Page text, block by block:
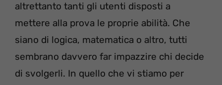
altrettanto tanti gli utenti disposti a
mettere alla prova le proprie abilità. Che
siano di logica, matematica o altro, tutti
sembrano davvero far impazzire chi decide
di svolgerli. In quello che vi stiamo per